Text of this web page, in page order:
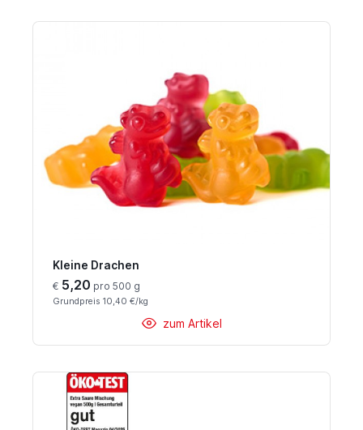
Kleine Drachen
€ 5,20 pro 500 g
Grundpreis 10,40 €/kg
zum Artikel